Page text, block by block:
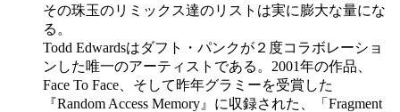
その珠玉のリミックス達のリストは実に膨大な量にな
る。
Todd Edwardsはダフト・パンクが２度コラボレーショ
ンした唯一のアーティストである。2001年の作品、
Face To Face、そして昨年グラミーを受賞した
『Random Access Memory』に収録された、「Fragment